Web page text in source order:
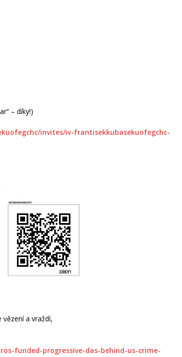
– díky!)
invites/iv-frantisekkubasekuofegchc-
a vraždí,
funded-progressive-das-behind-us-crime-